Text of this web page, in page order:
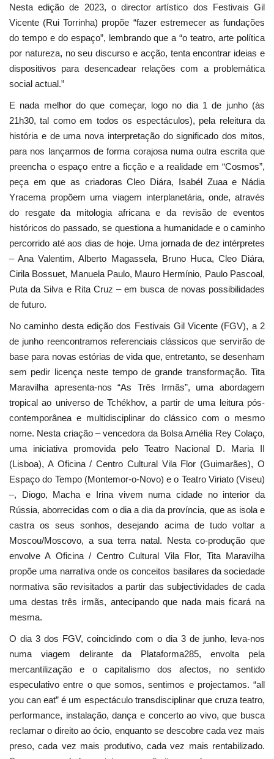
Nesta edição de 2023, o director artístico dos Festivais Gil
Vicente (Rui Torrinha) propõe “fazer estremecer as fundações
do tempo e do espaço”, lembrando que a “o teatro, arte política
por natureza, no seu discurso e acção, tenta encontrar ideias e
dispositivos para desencadear relações com a problemática
social actual.”
E nada melhor do que começar, logo no dia 1 de junho (às
21h30, tal como em todos os espectáculos), pela releitura da
história e de uma nova interpretação do significado dos mitos,
para nos lançarmos de forma corajosa numa outra escrita que
preencha o espaço entre a ficção e a realidade em “Cosmos”,
peça em que as criadoras Cleo Diára, Isabél Zuaa e Nádia
Yracema propõem uma viagem interplanetária, onde, através
do resgate da mitologia africana e da revisão de eventos
históricos do passado, se questiona a humanidade e o caminho
percorrido até aos dias de hoje. Uma jornada de dez intérpretes
– Ana Valentim, Alberto Magassela, Bruno Huca, Cleo Diára,
Cirila Bossuet, Manuela Paulo, Mauro Hermínio, Paulo Pascoal,
Puta da Silva e Rita Cruz – em busca de novas possibilidades
de futuro.
No caminho desta edição dos Festivais Gil Vicente (FGV), a 2
de junho reencontramos referenciais clássicos que servirão de
base para novas estórias de vida que, entretanto, se desenham
sem pedir licença neste tempo de grande transformação. Tita
Maravilha apresenta-nos “As Três Irmãs”, uma abordagem
tropical ao universo de Tchékhov, a partir de uma leitura pós-
contemporânea e multidisciplinar do clássico com o mesmo
nome. Nesta criação – vencedora da Bolsa Amélia Rey Colaço,
uma iniciativa promovida pelo Teatro Nacional D. Maria II
(Lisboa), A Oficina / Centro Cultural Vila Flor (Guimarães), O
Espaço do Tempo (Montemor-o-Novo) e o Teatro Viriato (Viseu)
–, Diogo, Macha e Irina vivem numa cidade no interior da
Rússia, aborrecidas com o dia a dia da província, que as isola e
castra os seus sonhos, desejando acima de tudo voltar a
Moscou/Moscovo, a sua terra natal. Nesta co-produção que
envolve A Oficina / Centro Cultural Vila Flor, Tita Maravilha
propõe uma narrativa onde os conceitos basilares da sociedade
normativa são revisitados a partir das subjectividades de cada
uma destas três irmãs, antecipando que nada mais ficará na
mesma.
O dia 3 dos FGV, coincidindo com o dia 3 de junho, leva-nos
numa viagem delirante da Plataforma285, envolta pela
mercantilização e o capitalismo dos afectos, no sentido
especulativo entre o que somos, sentimos e projectamos. “all
you can eat” é um espectáculo transdisciplinar que cruza teatro,
performance, instalação, dança e concerto ao vivo, que busca
reclamar o direito ao ócio, enquanto se descobre cada vez mais
preso, cada vez mais produtivo, cada vez mais rentabilizado.